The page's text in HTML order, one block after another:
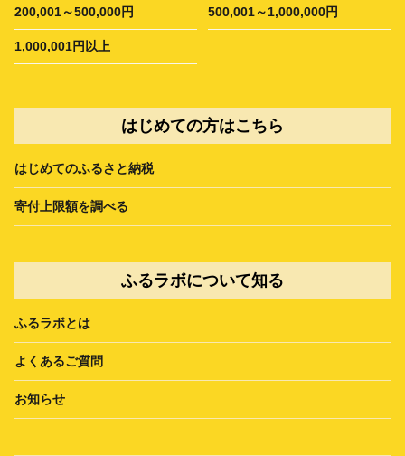
200,001～500,000円 500,001～1,000,000円
1,000,001円以上
はじめての方はこちら
はじめてのふるさと納税
寄付上限額を調べる
ふるラボについて知る
ふるラボとは
よくあるご質問
お知らせ